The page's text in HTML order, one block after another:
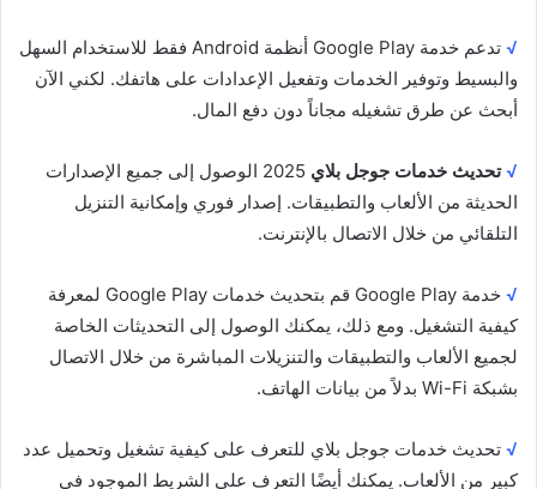
√
تدعم خدمة Google Play أنظمة Android فقط للاستخدام السهل
والبسيط وتوفير الخدمات وتفعيل الإعدادات على هاتفك. لكني الآن
أبحث عن طرق تشغيله مجاناً دون دفع المال.
√ تحديث خدمات جوجل بلاي
2025 الوصول إلى جميع الإصدارات
الحديثة من الألعاب والتطبيقات. إصدار فوري وإمكانية التنزيل
التلقائي من خلال الاتصال بالإنترنت.
√
خدمة Google Play قم بتحديث خدمات Google Play لمعرفة
كيفية التشغيل. ومع ذلك، يمكنك الوصول إلى التحديثات الخاصة
لجميع الألعاب والتطبيقات والتنزيلات المباشرة من خلال الاتصال
بشبكة Wi-Fi بدلاً من بيانات الهاتف.
√ تحديث خدمات جوجل بلاي للتعرف على كيفية تشغيل وتحميل عدد
كبير من الألعاب. يمكنك أيضًا التعرف على الشريط الموجود في